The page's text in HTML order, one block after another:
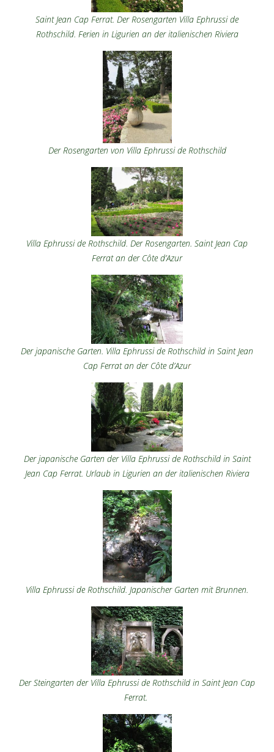
Saint Jean Cap Ferrat. Der Rosengarten Villa Ephrussi de
Rothschild. Ferien in Ligurien an der italienischen Riviera
Der Rosengarten von Villa Ephrussi de Rothschild
Villa Ephrussi de Rothschild. Der Rosengarten. Saint Jean Cap
Ferrat an der Côte d’Azur
Der japanische Garten. Villa Ephrussi de Rothschild in Saint Jean
Cap Ferrat an der Côte d’Azur
Der japanische Garten der Villa Ephrussi de Rothschild in Saint
Jean Cap Ferrat. Urlaub in Ligurien an der italienischen Riviera
Villa Ephrussi de Rothschild. Japanischer Garten mit Brunnen.
Der Steingarten der Villa Ephrussi de Rothschild in Saint Jean Cap
Ferrat.